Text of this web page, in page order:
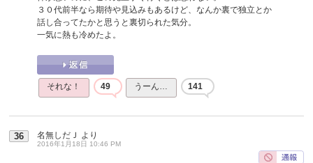
３０代前半なら期待や見込みもあるけど、なんか裏で独立とか
話し合ってたかと思うと裏切られた気分。
一気に熱も冷めたよ。
それな！ 49 うーん… 141
36 名無しだＪ より
2016年1月18日 10:46 PM